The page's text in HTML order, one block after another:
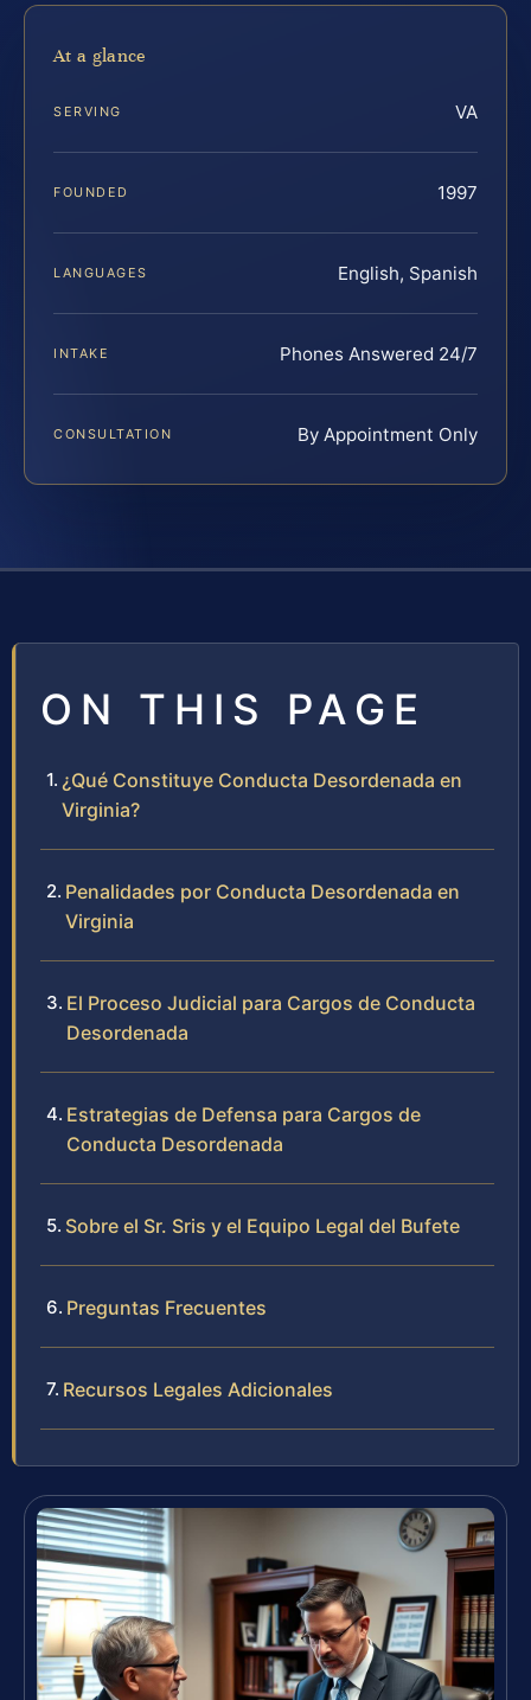
At a glance
SERVING VA
FOUNDED 1997
LANGUAGES English, Spanish
INTAKE Phones Answered 24/7
CONSULTATION By Appointment Only
ON THIS PAGE
¿Qué Constituye Conducta Desordenada en
Virginia?
Penalidades por Conducta Desordenada en
Virginia
El Proceso Judicial para Cargos de Conducta
Desordenada
Estrategias de Defensa para Cargos de
Conducta Desordenada
Sobre el Sr. Sris y el Equipo Legal del Bufete
Preguntas Frecuentes
Recursos Legales Adicionales